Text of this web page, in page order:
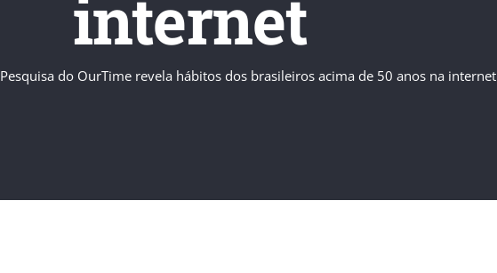
internet
Pesquisa do OurTime revela hábitos dos brasileiros acima de 50 anos na internet